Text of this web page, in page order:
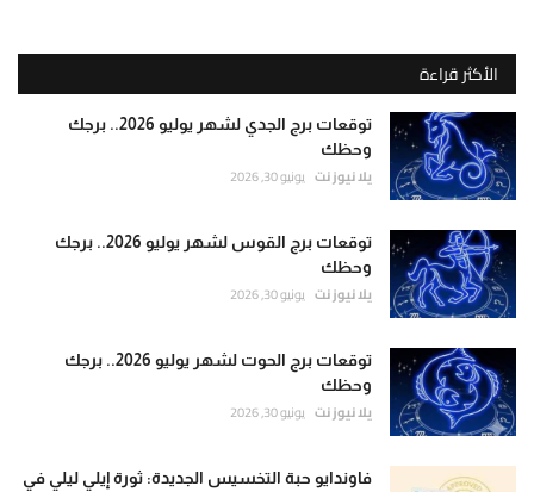
الأكثر قراءة
توقعات برج الجدي لشهر يوليو 2026.. برجك
وحظك
يلا نيوز نت يونيو 30, 2026
توقعات برج القوس لشهر يوليو 2026.. برجك
وحظك
يلا نيوز نت يونيو 30, 2026
توقعات برج الحوت لشهر يوليو 2026.. برجك
وحظك
يلا نيوز نت يونيو 30, 2026
فاوندايو حبة التخسيس الجديدة: ثورة إيلي ليلي في